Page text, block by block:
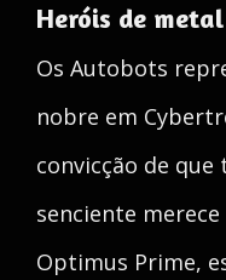
Heróis de
Os Autobots
nobre em
convicção de
senciente
Optimus Prime,